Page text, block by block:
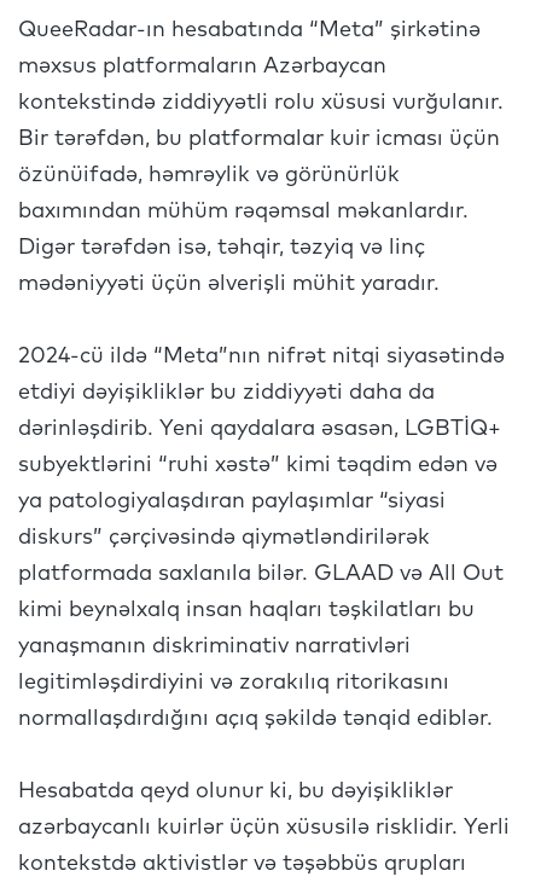
QueeRadar-ın hesabatında “Meta” şirkətinə
məxsus platformaların Azərbaycan
kontekstində ziddiyyətli rolu xüsusi vurğulanır.
Bir tərəfdən, bu platformalar kuir icması üçün
özünüifadə, həmrəylik və görünürlük
baxımından mühüm rəqəmsal məkanlardır.
Digər tərəfdən isə, təhqir, təzyiq və linç
mədəniyyəti üçün əlverişli mühit yaradır.
2024-cü ildə “Meta”nın nifrət nitqi siyasətində
etdiyi dəyişikliklər bu ziddiyyəti daha da
dərinləşdirib. Yeni qaydalara əsasən, LGBTİQ+
subyektlərini “ruhi xəstə” kimi təqdim edən və
ya patologiyalaşdıran paylaşımlar “siyasi
diskurs” çərçivəsində qiymətləndirilərək
platformada saxlanıla bilər. GLAAD və All Out
kimi beynəlxalq insan haqları təşkilatları bu
yanaşmanın diskriminativ narrativləri
legitimləşdirdiyini və zorakılıq ritorikasını
normallaşdırdığını açıq şəkildə tənqid ediblər.
Hesabatda qeyd olunur ki, bu dəyişikliklər
azərbaycanlı kuirlər üçün xüsusilə risklidir. Yerli
kontekstdə aktivistlər və təşəbbüs qrupları